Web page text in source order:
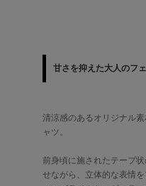
甘さを抑えた大人のフ
清涼感のあるオリジナル
ャツ。
前身頃に施されたテープ
せながら、立体的な表情を